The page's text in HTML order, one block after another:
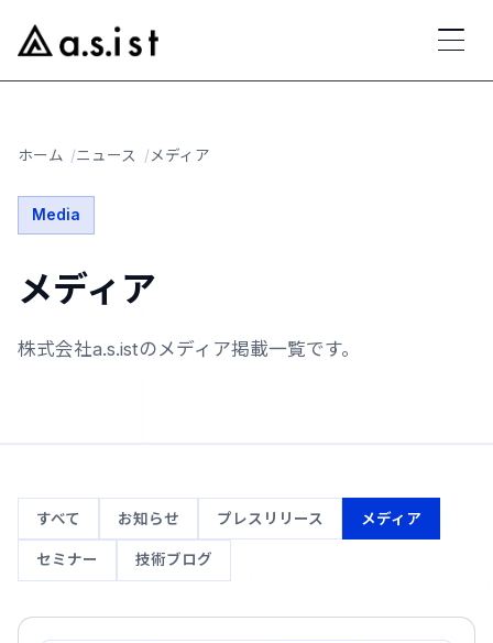
ホーム ニュース メディア
Media
メディア
株式会社a.s.istのメディア掲載一覧です。
すべて お知らせ プレスリリース メディア
セミナー 技術ブログ